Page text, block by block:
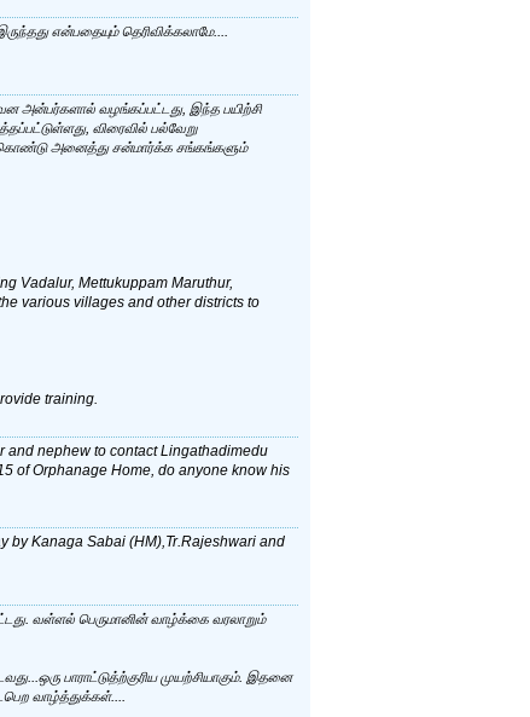
என்பதையும் தெரிவிக்கலாமே....
அன்பர்களால் வழங்கப்பட்டது, இந்த பயிற்சி
விரைவில் பல்வேறு
கொண்டு அனைத்து சன்மார்க்க சங்கங்களும்
Vadalur, Mettukuppam Maruthur,
various villages and other districts to
training.
and nephew to contact Lingathadimedu
of Orphanage Home, do anyone know his
by Kanaga Sabai (HM),Tr.Rajeshwari and
வள்ளல் பெருமானின் வாழ்க்கை வரலாறும்
பாராட்டுத்ற்குரிய முயற்சியாகும். இதனை
வாழ்த்துக்கள்....